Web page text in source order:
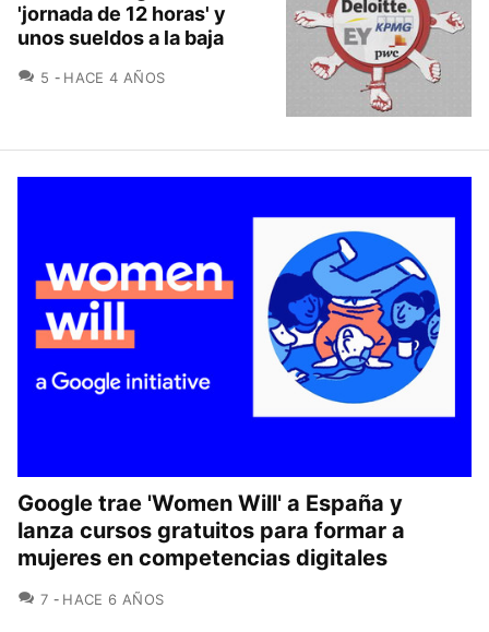
'jornada de 12 horas' y
unos sueldos a la baja
5 COMENTARIOS
HACE 4 AÑOS
Google trae 'Women Will' a España y
lanza cursos gratuitos para formar a
mujeres en competencias digitales
7 COMENTARIOS
HACE 6 AÑOS